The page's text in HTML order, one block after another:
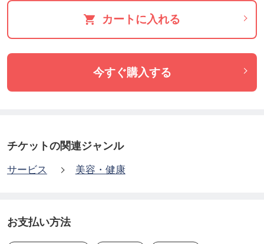
ングをぜひ一度お試しください。
カートに入れる
今すぐ購入する
チケットの関連ジャンル
サービス 美容・健康
お支払い方法